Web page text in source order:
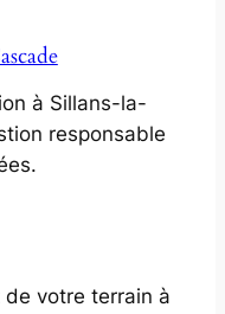
à Sillans-la-
responsable
de votre terrain à